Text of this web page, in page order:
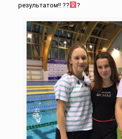
результатом!! ??‍
?